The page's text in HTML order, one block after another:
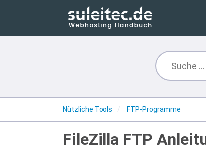
Nützliche Tools FTP-Programme
FileZilla FTP